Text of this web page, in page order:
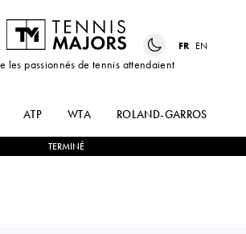
les passionnés de tennis attendaient
FR EN
ATP WTA ROLAND-GARROS
TERMINÉ